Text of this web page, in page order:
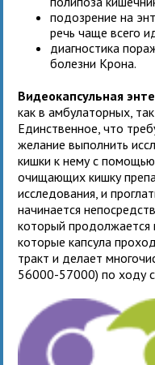
подозрение на
речь чаще всего
диагностика
болезни Крона.
Видеокапсульная
как в амбулаторных,
Единственное, что
желание выполнить
кишки к нему с
очищающих кишку
исследования, и
начинается
который продолжается
которые капсула
тракт и делает
56000-57000) по ходу